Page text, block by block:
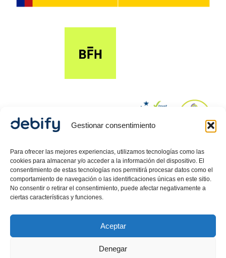
Gestionar consentimiento
Para ofrecer las mejores experiencias, utilizamos tecnologías como las
cookies para almacenar y/o acceder a la información del dispositivo. El
consentimiento de estas tecnologías nos permitirá procesar datos como el
comportamiento de navegación o las identificaciones únicas en este sitio.
No consentir o retirar el consentimiento, puede afectar negativamente a
ciertas características y funciones.
Aceptar
Denegar
© 2024 Debify – Derechos reservados.
Política de Privacidad
Aviso Legal
Política de cookies
Mercantil de Barcelona, Hoja 557512, Tomo 47626,
Carlos Guerrero